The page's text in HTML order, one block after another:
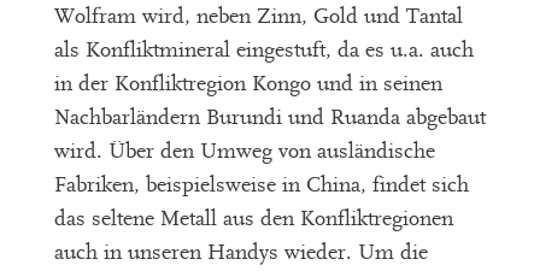
Wolfram wird, neben Zinn, Gold und Tantal
als Konfliktmineral eingestuft, da es u.a. auch
in der Konfliktregion Kongo und in seinen
Nachbarländern Burundi und Ruanda abgebaut
wird. Über den Umweg von ausländische
Fabriken, beispielsweise in China, findet sich
das seltene Metall aus den Konfliktregionen
auch in unseren Handys wieder. Um die